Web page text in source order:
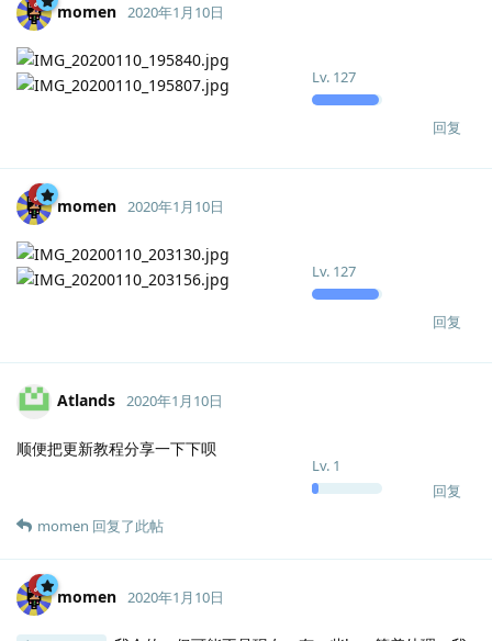
momen
Lv. 127
2020年1月10日
回复
momen
Lv. 127
2020年1月10日
回复
Atlands
Lv. 1
2020年1月10日
顺便把更新教程分享一下下呗
回复
momen 回复了此帖
momen 2020年1月10日